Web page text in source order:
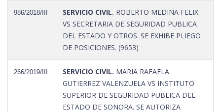
986/2018/III SERVICIO CIVIL. ROBERTO MEDINA FELIX
VS SECRETARIA DE SEGURIDAD PUBLICA
DEL ESTADO Y OTROS. SE EXHIBE PLIEGO
DE POSICIONES. (9653)
266/2019/III SERVICIO CIVIL. MARIA RAFAELA
GUTIERREZ VALENZUELA VS INSTITUTO
SUPERIOR DE SEGURIDAD PUBLICA DEL
ESTADO DE SONORA. SE AUTORIZA